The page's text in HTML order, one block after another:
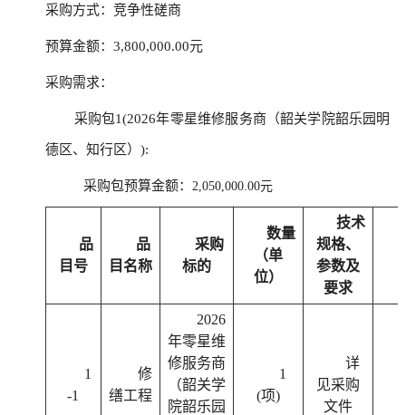
采购方式：竞争性磋商
预算金额：3,800,000.00元
采购需求：
采购包1(2026年零星维修服务商（韶关学院韶乐园明
德区、知行区）):
采购包预算金额： 2,050,000.00元
品
目号
品
目名称
采购
标的
数量
（单
位）
技术
规格、
参数及
要求
1
-1
修
缮工程
2026
年零星维
修服务商
（韶关学
院韶乐园
1
(项)
详
见采购
文件